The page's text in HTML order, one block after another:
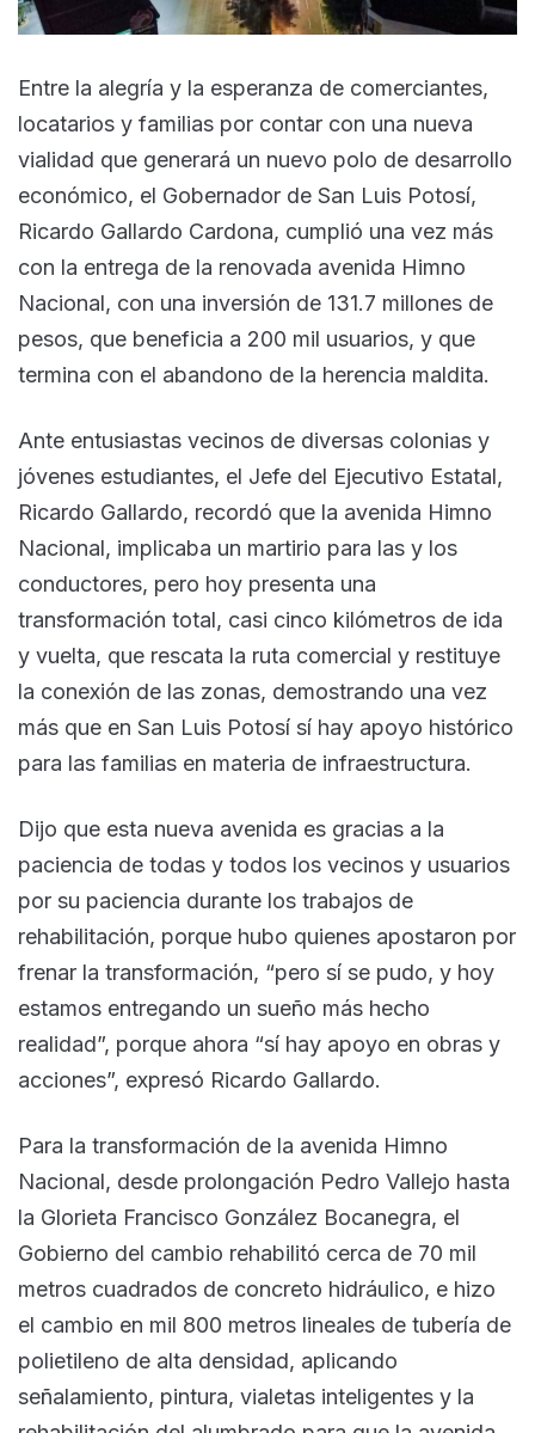
Entre la alegría y la esperanza de comerciantes,
locatarios y familias por contar con una nueva
vialidad que generará un nuevo polo de desarrollo
económico, el Gobernador de San Luis Potosí,
Ricardo Gallardo Cardona, cumplió una vez más
con la entrega de la renovada avenida Himno
Nacional, con una inversión de 131.7 millones de
pesos, que beneficia a 200 mil usuarios, y que
termina con el abandono de la herencia maldita.
Ante entusiastas vecinos de diversas colonias y
jóvenes estudiantes, el Jefe del Ejecutivo Estatal,
Ricardo Gallardo, recordó que la avenida Himno
Nacional, implicaba un martirio para las y los
conductores, pero hoy presenta una
transformación total, casi cinco kilómetros de ida
y vuelta, que rescata la ruta comercial y restituye
la conexión de las zonas, demostrando una vez
más que en San Luis Potosí sí hay apoyo histórico
para las familias en materia de infraestructura.
Dijo que esta nueva avenida es gracias a la
paciencia de todas y todos los vecinos y usuarios
por su paciencia durante los trabajos de
rehabilitación, porque hubo quienes apostaron por
frenar la transformación, “pero sí se pudo, y hoy
estamos entregando un sueño más hecho
realidad”, porque ahora “sí hay apoyo en obras y
acciones”, expresó Ricardo Gallardo.
Para la transformación de la avenida Himno
Nacional, desde prolongación Pedro Vallejo hasta
la Glorieta Francisco González Bocanegra, el
Gobierno del cambio rehabilitó cerca de 70 mil
metros cuadrados de concreto hidráulico, e hizo
el cambio en mil 800 metros lineales de tubería de
polietileno de alta densidad, aplicando
señalamiento, pintura, vialetas inteligentes y la